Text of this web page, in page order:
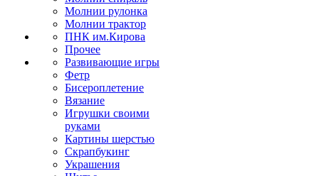
Молнии рулонка
Молнии трактор
ПНК им.Кирова
Прочее
Развивающие игры
Фетр
Бисероплетение
Вязание
Игрушки своими
руками
Картины шерстью
Скрапбукинг
Украшения